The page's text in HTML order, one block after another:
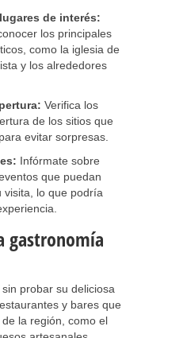
de interés:
los principales
como la iglesia de
y los alrededores
Verifica los
de los sitios que
evitar sorpresas.
Infórmate sobre
que puedan
visita, lo que podría
gastronomía
probar su deliciosa
y bares que
la región, como el